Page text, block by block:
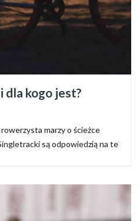
dla kogo jest?
marzy o ścieżce
są odpowiedzią na te